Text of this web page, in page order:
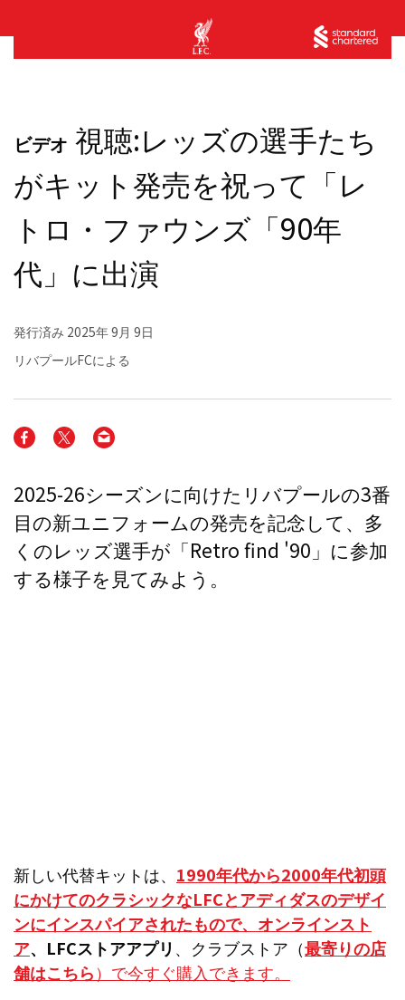
ビデオ 視聴:レッズの選手たち
がキット発売を祝って「レ
トロ・ファウンズ「90年
代」に出演
発行済み 2025年 9月 9日
リバプールFCによる
2025-26シーズンに向けたリバプールの3番
目の新ユニフォームの発売を記念して、多
くのレッズ選手が「Retro find '90」に参加
する様子を見てみよう。
新しい代替キットは、 1990年代から2000年代初頭
にかけてのクラシックなLFCとアディダスのデザイ
ンにインスパイアされたもので、 オンラインスト
ア、LFCストアアプリ 、クラブストア（最寄りの店
舗はこちら）で今すぐ購入できます。